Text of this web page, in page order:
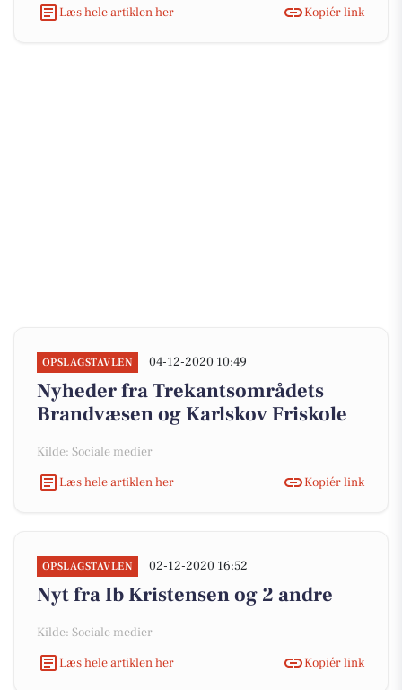
Læs hele artiklen her
Kopiér link
OPSLAGSTAVLEN 04-12-2020 10:49
Nyheder fra Trekantsområdets
Brandvæsen og Karlskov Friskole
Kilde: Sociale medier
Læs hele artiklen her
Kopiér link
OPSLAGSTAVLEN 02-12-2020 16:52
Nyt fra Ib Kristensen og 2 andre
Kilde: Sociale medier
Læs hele artiklen her
Kopiér link